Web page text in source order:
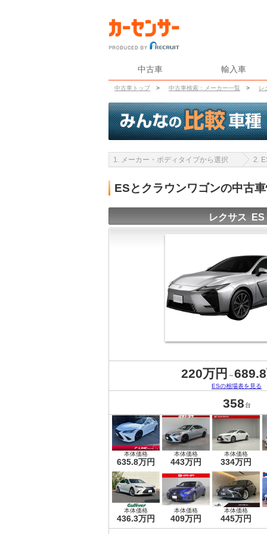
中古車 輸入車
中古車トップ > 中古車検索：メーカー一覧 > レ
1. メーカー・ボディタイプから選択 2.
ESとクラウンワゴンの中古
レクサス ES
220万円 ～
ESの相場表を見る
358 台
本体価格
635.8万円
本体価格
443万円
本体価格
334万円
本体価格
436.3万円
本体価格
409万円
本体価格
445万円